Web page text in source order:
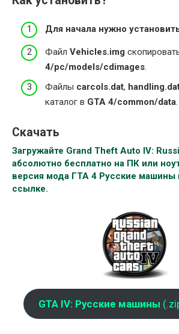
Для начала нужно
Файл Vehicles.img
4/pc/models/cdimages.
Файлы carcols.dat,
каталог в GTA 4/common/data.
Скачать
Загружайте Grand Theft Auto IV:
абсолютно бесплатно на ПК или
версия мода ГТА 4 Русские машины
ссылке.
GTA IV: Русские машины